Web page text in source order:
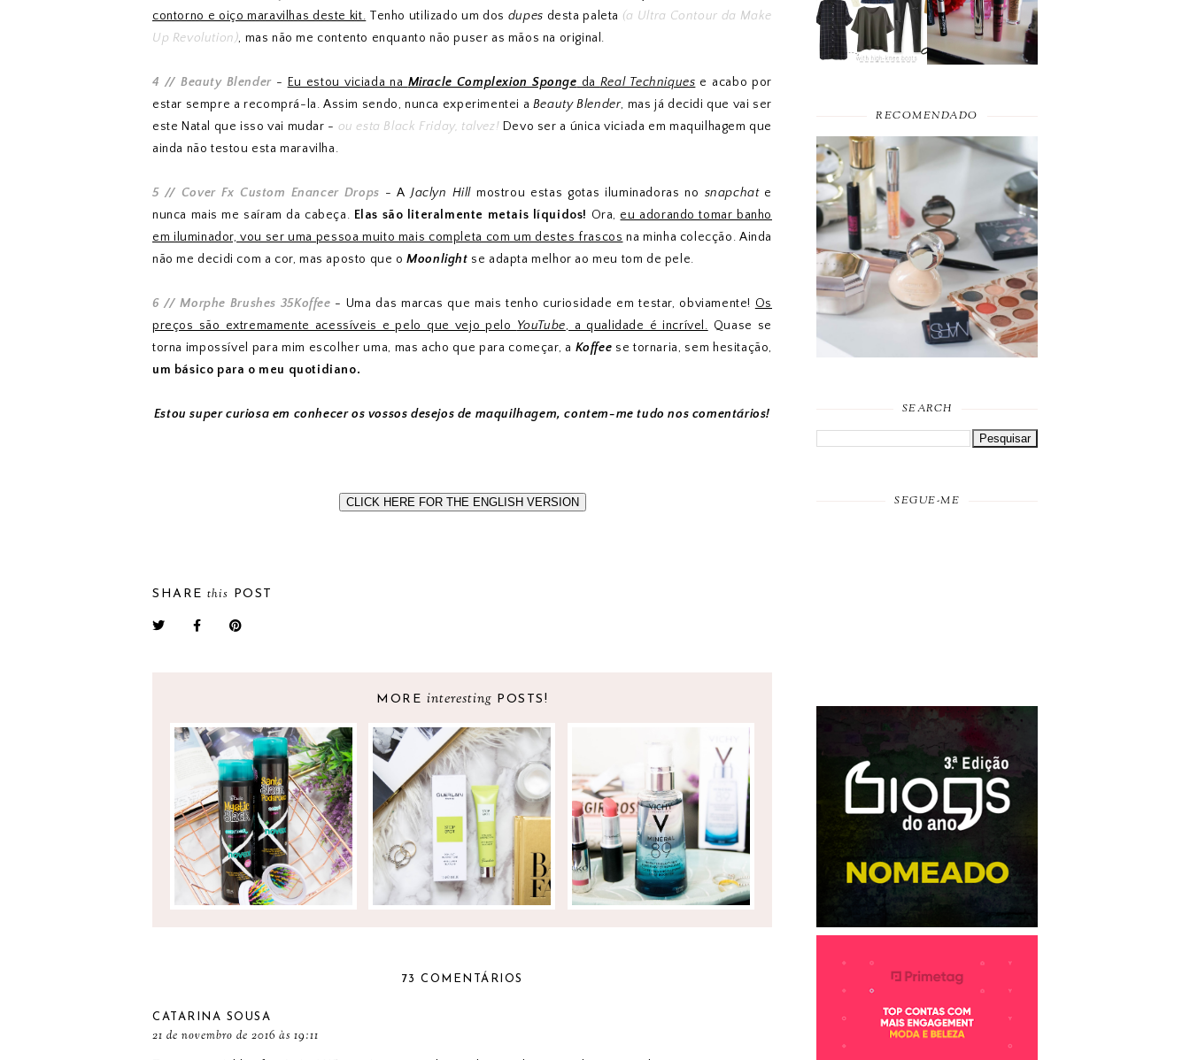
contorno e oiço maravilhas deste kit. Tenho utilizado um dos dupes desta paleta (a Ultra Contour da Make
Up Revolution), mas não me contento enquanto não puser as mãos na original.
4 // Beauty Blender- Eu estou viciada na Miracle Complexion Sponge da Real Techniques e acabo por
estar sempre a recomprá-la. Assim sendo, nunca experimentei a Beauty Blender, mas já decidi que vai ser
este Natal que isso vai mudar - ou esta Black Friday, talvez! Devo ser a única viciada em maquilhagem que
ainda não testou esta maravilha.
5 // Cover Fx Custom Enancer Drops - A Jaclyn Hill mostrou estas gotas iluminadoras no snapchate
nunca mais me saíram da cabeça. Elas são literalmente metais líquidos! Ora, eu adorando tomar banho
em iluminador, vou ser uma pessoa muito mais completa com um destes frascos na minha colecção. Ainda
não me decidi com a cor, mas aposto que oMoonlight se adapta melhor ao meu tom de pele.
6 // Morphe Brushes 35Koffee - Uma das marcas que mais tenho curiosidade em testar, obviamente! Os
preços são extremamente acessíveis e pelo que vejo pelo YouTube, a qualidade é incrível. Quase se
torna impossível para mim escolher uma, mas acho que para começar, a Koffee se tornaria, sem hesitação,
um básico para o meu quotidiano.
Estou super curiosa em conhecer os vossos desejos de maquilhagem, contem-me tudo nos comentários!
CLICK HERE FOR THE ENGLISH VERSION
SHARE this POST
MORE interesting POSTS!
SANTO BLACK
PODEROSO
GUERLIAN STOP SPOT VICHY MINÉRAL 89
73 COMENTÁRIOS
CATARINA SOUSA
21 de novembro de 2016 às 19:11
#SEPTEMBER
FAVORITES
RECOMENDADO
FAVORITOS DE
MAQUILHAGEM 2019
SEARCH
SEGUE-ME